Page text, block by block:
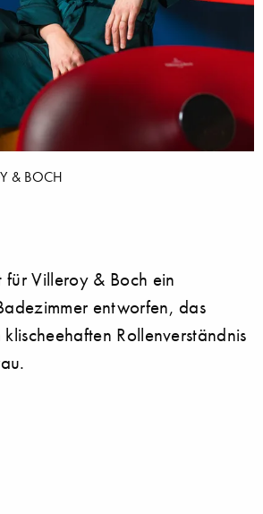
& BOCH
für Villeroy & Boch ein
entworfen, das
Rollenverständnis